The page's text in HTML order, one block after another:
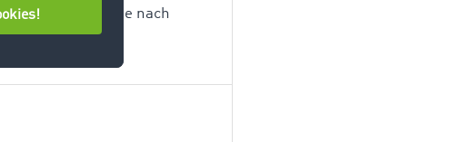
ist es sinnvoll, sie nach